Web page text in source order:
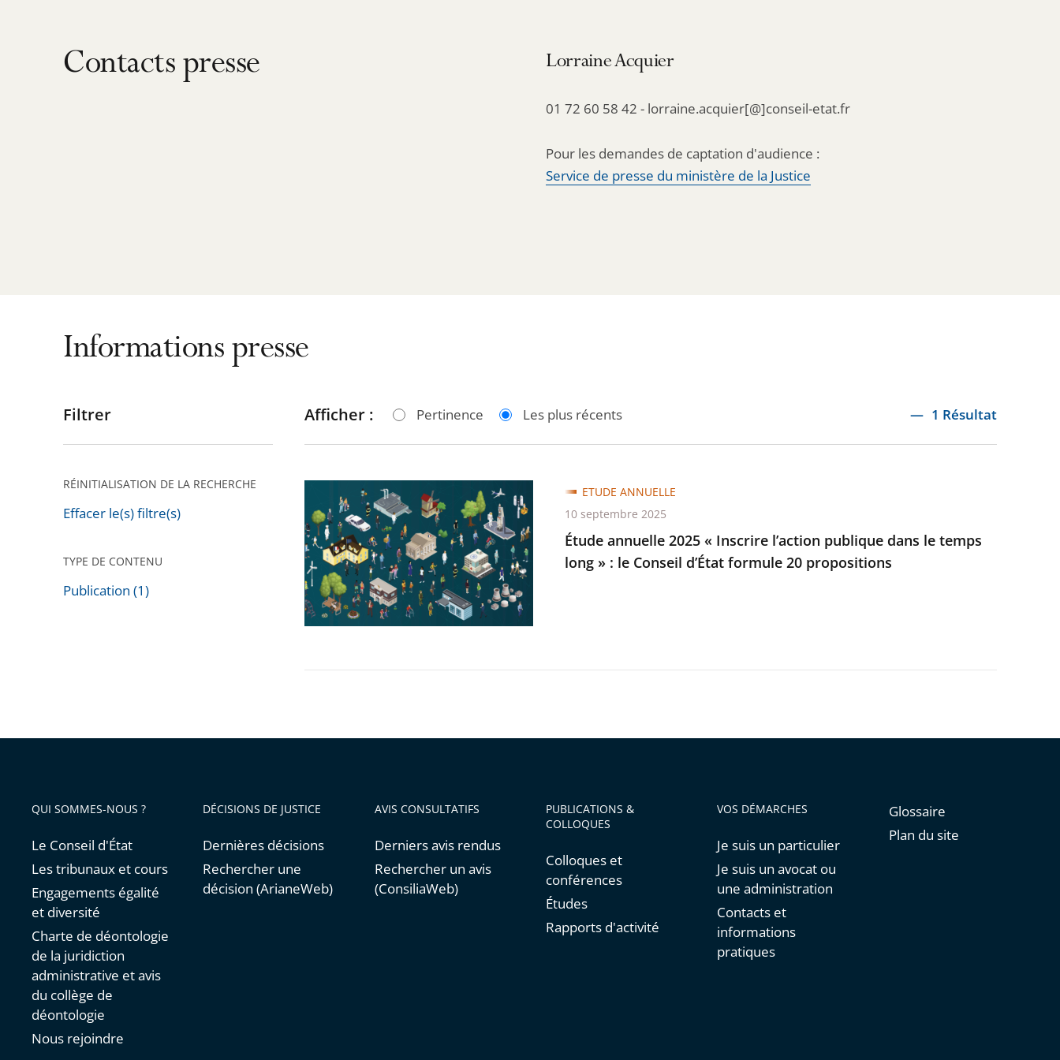
Contacts presse Lorraine Acquier
01 72 60 58 42 - lorraine.acquier[@]conseil-etat.fr
Pour les demandes de captation d'audience :
Service de presse du ministère de la Justice
Informations presse
Passer
pour
après
Filtrer
RÉINITIALISATION DE LA RECHERCHE
Effacer le(s) filtre(s)
TYPE DE CONTENU
Publication (1)
Afficher : Pertinence Les plus récents 1 Résultat
annuelle
2025
«
Inscrire
l’action
publique
formule
propositions
Étude annuelle 2025 « Inscrire l’action publique dans le temps
long » : le Conseil d’État formule 20 propositions
ETUDE ANNUELLE
10 septembre 2025
QUI SOMMES-NOUS ?
Le Conseil d'État
Les tribunaux et cours
Engagements égalité
et diversité
Charte de déontologie
de la juridiction
administrative et avis
du collège de
déontologie
Nous rejoindre
DÉCISIONS DE JUSTICE
Dernières décisions
Rechercher une
décision (ArianeWeb)
AVIS CONSULTATIFS
Derniers avis rendus
Rechercher un avis
(ConsiliaWeb)
PUBLICATIONS &
COLLOQUES
Colloques et
conférences
Études
Rapports d'activité
VOS DÉMARCHES
Je suis un particulier
Je suis un avocat ou
une administration
Contacts et
informations
pratiques
Glossaire
Plan du site